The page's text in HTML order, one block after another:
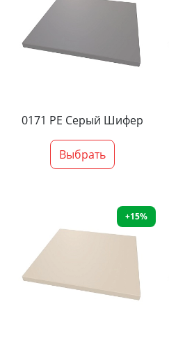
0171 PE Серый Шифер
Выбрать
+15%